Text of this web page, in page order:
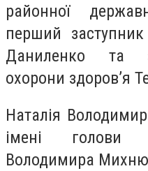
районної
перший
Даниленко та
охорони здоров’я
Наталія
імені голови
Володимира